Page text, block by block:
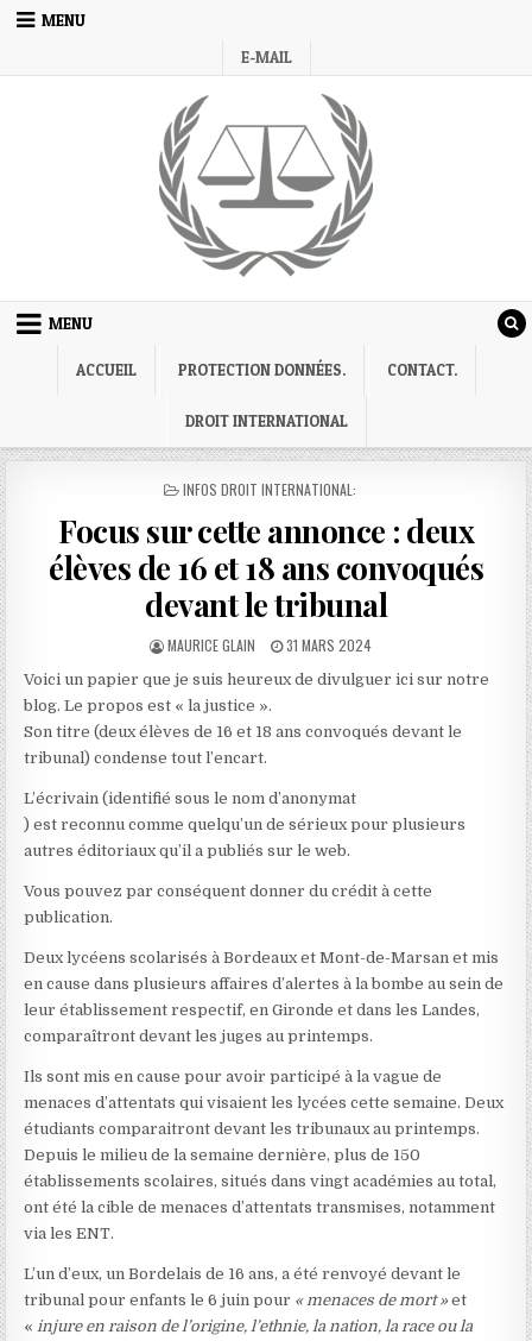
Skip
MENU
E-MAIL
MENU
ACCUEIL PROTECTION DONNÉES. CONTACT.
DROIT INTERNATIONAL
POSTED
INFOS DROIT INTERNATIONAL:
Focus sur cette annonce : deux
élèves de 16 et 18 ans convoqués
devant le tribunal
AUTHOR:
MAURICE GLAIN
PUBLISHED
31 MARS 2024
Voici un papier que je suis heureux de divulguer ici sur notre
blog. Le propos est « la justice ».
Son titre (deux élèves de 16 et 18 ans convoqués devant le
tribunal) condense tout l’encart.
L’écrivain (identifié sous le nom d’anonymat
) est reconnu comme quelqu’un de sérieux pour plusieurs
autres éditoriaux qu’il a publiés sur le web.
Vous pouvez par conséquent donner du crédit à cette
publication.
Deux lycéens scolarisés à Bordeaux et Mont-de-Marsan et mis
en cause dans plusieurs affaires d’alertes à la bombe au sein de
leur établissement respectif, en Gironde et dans les Landes,
comparaîtront devant les juges au printemps.
Ils sont mis en cause pour avoir participé à la vague de
menaces d’attentats qui visaient les lycées cette semaine. Deux
étudiants comparaitront devant les tribunaux au printemps.
Depuis le milieu de la semaine dernière, plus de 150
établissements scolaires, situés dans vingt académies au total,
ont été la cible de menaces d’attentats transmises, notamment
via les ENT.
L’un d’eux, un Bordelais de 16 ans, a été renvoyé devant le
tribunal pour enfants le 6 juin pour « menaces de mort »et
«injure en raison de l’origine, l’ethnie, la nation, la race ou la